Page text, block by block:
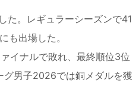
た。レギュラーシーズンで41
も出場した。
イナルで敗れ、最終順位3位
グ男子2026では銅メダルを獲